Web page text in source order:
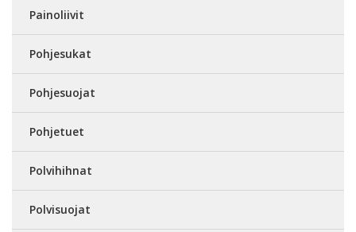
Painoliivit
Pohjesukat
Pohjesuojat
Pohjetuet
Polvihihnat
Polvisuojat